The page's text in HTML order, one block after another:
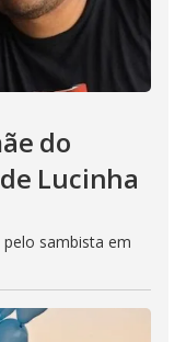
do
Lucinha
sambista em